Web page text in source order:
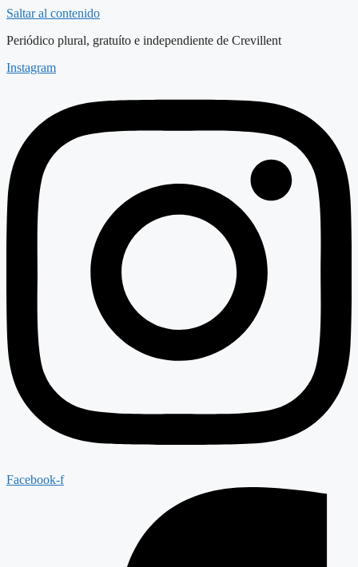
Saltar al contenido
Periódico plural, gratuíto e independiente de Crevillent
Instagram
Facebook-f